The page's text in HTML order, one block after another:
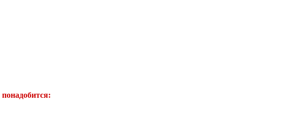
понадобится: